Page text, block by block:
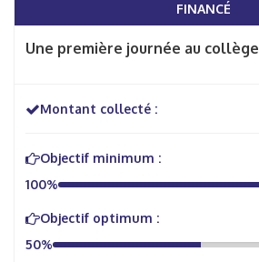
FINANCÉ
Une première journée au collège
Montant collecté :
Objectif minimum :
100%
Objectif optimum :
50%